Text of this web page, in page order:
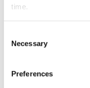
time.
Selection
Necessary
Preferences